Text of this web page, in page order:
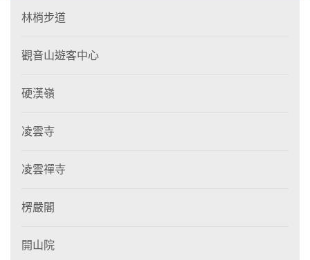
林梢步道
觀音山遊客中心
硬漢嶺
凌雲寺
凌雲禪寺
楞嚴閣
開山院